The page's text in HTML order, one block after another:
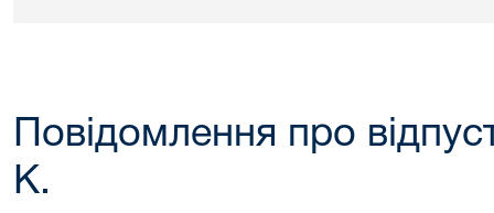
Повідомлення про
К.